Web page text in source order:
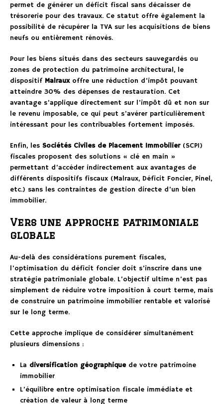
permet de générer un déficit fiscal sans décaisser de
trésorerie pour des travaux. Ce statut offre également la
possibilité de récupérer la TVA sur les acquisitions de biens
neufs ou entièrement rénovés.
Pour les biens situés dans des secteurs sauvegardés ou
zones de protection du patrimoine architectural, le
dispositif Malrauxoffre une réduction d’impôt pouvant
atteindre 30% des dépenses de restauration. Cet
avantage s’applique directement sur l’impôt dû et non sur
le revenu imposable, ce qui peut s’avérer particulièrement
intéressant pour les contribuables fortement imposés.
Enfin, les Sociétés Civiles de Placement Immobilier(SCPI)
fiscales proposent des solutions « clé en main »
permettant d’accéder indirectement aux avantages de
différents dispositifs fiscaux (Malraux, Déficit Foncier, Pinel,
etc.) sans les contraintes de gestion directe d’un bien
immobilier.
Vers une approche patrimoniale
globale
Au-delà des considérations purement fiscales,
l’optimisation du déficit foncier doit s’inscrire dans une
stratégie patrimoniale globale. L’objectif ultime n’est pas
simplement de réduire votre imposition à court terme, mais
de construire un patrimoine immobilier rentable et valorisé
sur le long terme.
Cette approche implique de considérer simultanément
plusieurs dimensions :
La diversification géographiquede votre patrimoine
immobilier
L’équilibre entre optimisation fiscale immédiate et
création de valeur à long terme